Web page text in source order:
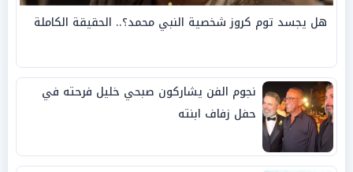
هل يجسد توم كروز شخصية النبي محمد؟.. الحقيقة الكاملة
نجوم الفن يشاركون صبحي خليل فرحته في
حفل زفاف ابنته